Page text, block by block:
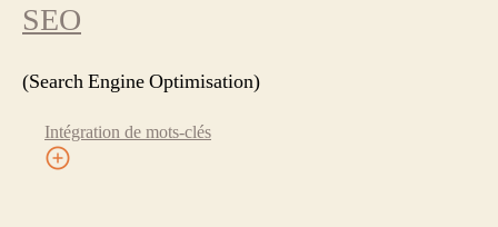
SEO
(Search Engine Optimisation)
Intégration de mots-clés